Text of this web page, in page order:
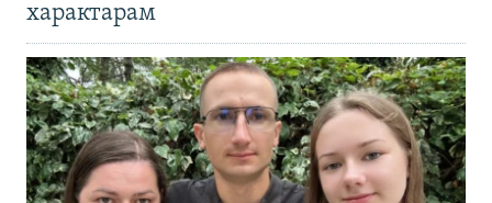
характарам